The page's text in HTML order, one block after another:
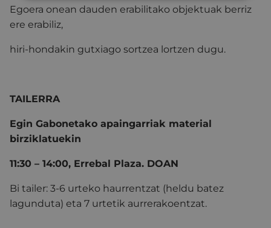
Egoera onean dauden erabilitako objektuak berriz
ere erabiliz,
hiri-hondakin gutxiago sortzea lortzen dugu.
TAILERRA
Egin Gabonetako apaingarriak material
birziklatuekin
11:30 – 14:00, Errebal Plaza. DOAN
Bi tailer: 3-6 urteko haurrentzat (heldu batez
lagunduta) eta 7 urtetik aurrerakoentzat.